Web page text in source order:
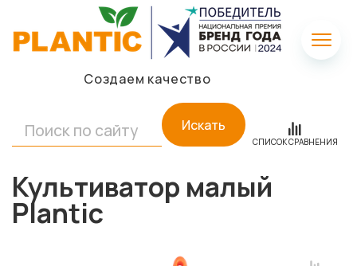
Создаем качество
Искать
СПИСОК СРАВНЕНИЯ
Культиватор малый
Plantic